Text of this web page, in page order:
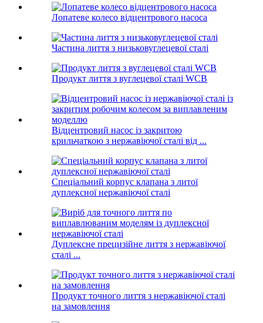
Лопатеве колесо відцентрового насоса
Частина лиття з низьковуглецевої сталі
Продукт лиття з вуглецевої сталі WCB
Відцентровий насос із закритою
крильчаткою з нержавіючої сталі від ...
Спеціальний корпус клапана з литої
дуплексної нержавіючої сталі
Дуплексне прецизійне лиття з нержавіючої
сталі ...
Продукт точного лиття з нержавіючої сталі
на замовлення